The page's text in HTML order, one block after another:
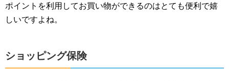
ポイントを利用してお買い物ができるのはとても便利で嬉
しいですよね。
ショッピング保険